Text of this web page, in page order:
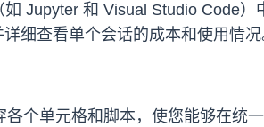
Jupyter 和 Visual Studio Code
细查看单个会话的成本和使用情况
个单元格和脚本，使您能够在统